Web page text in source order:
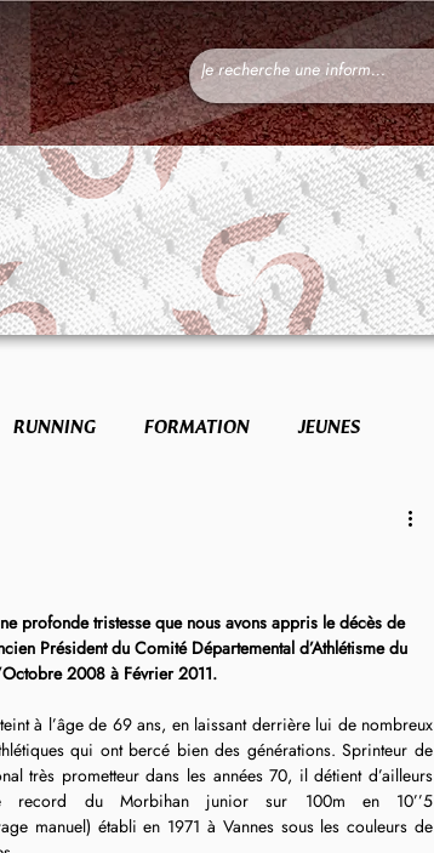
RUNNING FORMATION JEUNES
profonde tristesse que nous avons appris le décès de
Président du Comité Départemental d’Athlétisme du
2008 à Février 2011.
à l’âge de 69 ans, en laissant derrière lui de nombreux
qui ont bercé bien des générations. Sprinteur de
très prometteur dans les années 70, il détient d’ailleurs
record du Morbihan junior sur 100m en 10’’5
manuel) établi en 1971 à Vannes sous les couleurs de